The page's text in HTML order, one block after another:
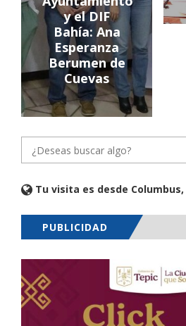
y el DIF
Bahía: Ana
Esperanza
Berumen de
Cuevas
Tu visita es desde
PUBLICIDAD